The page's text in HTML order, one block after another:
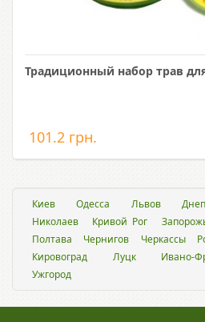
Традиционный набор трав
101.2 грн.
Киев Одесса Львов
Николаев
Кривой Рог
Полтава
Чернигов Черкассы
Кировоград
Луцк Ивано-
Ужгород